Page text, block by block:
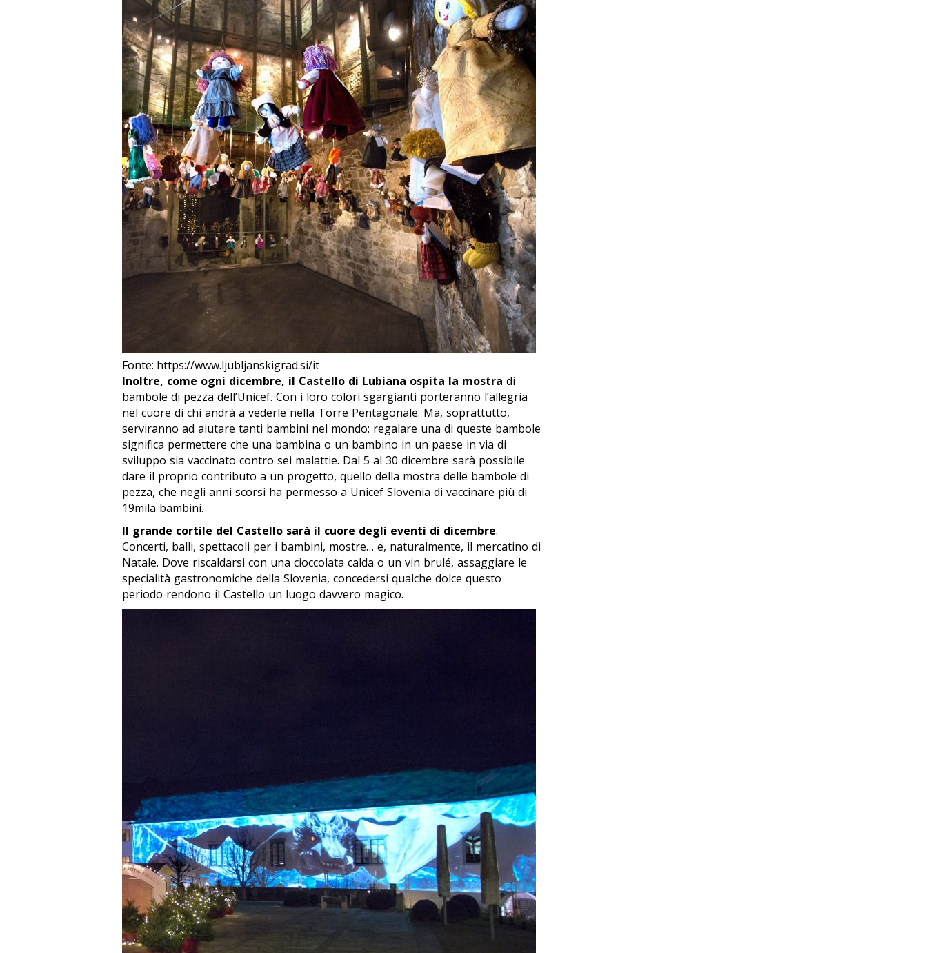
Fonte: https://www.ljubljanskigrad.si/it
Inoltre, come ogni dicembre, il Castello di Lubiana ospita la mostra di
bambole di pezza dell’Unicef. Con i loro colori sgargianti porteranno l’allegria
nel cuore di chi andrà a vederle nella Torre Pentagonale. Ma, soprattutto,
serviranno ad aiutare tanti bambini nel mondo: regalare una di queste bambole
significa permettere che una bambina o un bambino in un paese in via di
sviluppo sia vaccinato contro sei malattie. Dal 5 al 30 dicembre sarà possibile
dare il proprio contributo a un progetto, quello della mostra delle bambole di
pezza, che negli anni scorsi ha permesso a Unicef Slovenia di vaccinare più di
19mila bambini.
Il grande cortile del Castello sarà il cuore degli eventi di dicembre.
Concerti, balli, spettacoli per i bambini, mostre… e, naturalmente, il mercatino di
Natale. Dove riscaldarsi con una cioccolata calda o un vin brulé, assaggiare le
specialità gastronomiche della Slovenia, concedersi qualche dolce questo
periodo rendono il Castello un luogo davvero magico.